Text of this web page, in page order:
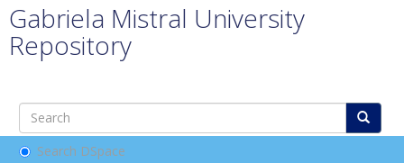
Gabriela Mistral University
Repository
Search DSpace